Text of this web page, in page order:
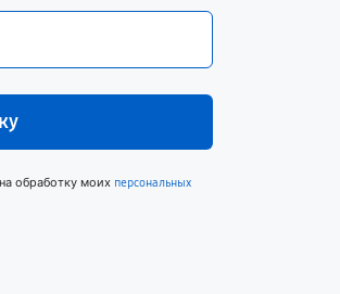
обработку моих персональных